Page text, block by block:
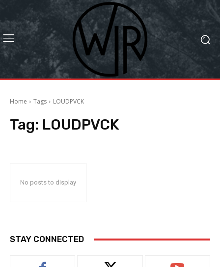
Home Tags LOUDPVCK
Tag: LOUDPVCK
No posts to display
STAY CONNECTED